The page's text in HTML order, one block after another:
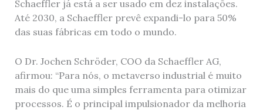
Schaeffler já está a ser usado em dez instalações.
Até 2030, a Schaeffler prevê expandi-lo para 50%
das suas fábricas em todo o mundo.
O Dr. Jochen Schröder, COO da Schaeffler AG,
afirmou: “Para nós, o metaverso industrial é muito
mais do que uma simples ferramenta para otimizar
processos. É o principal impulsionador da melhoria